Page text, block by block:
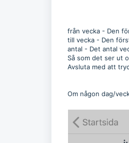
från vecka - Den
till vecka - Den
antal - Det antal
Så som det ser ut
Avsluta med att
Om någon dag/